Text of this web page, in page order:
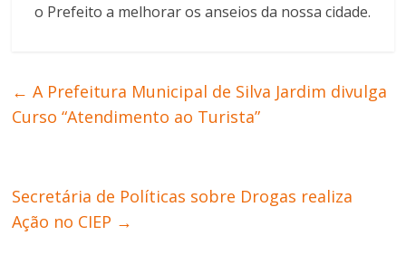
o Prefeito a melhorar os anseios da nossa cidade.
← A Prefeitura Municipal de Silva Jardim divulga
Curso “Atendimento ao Turista”
Secretária de Políticas sobre Drogas realiza
Ação no CIEP →